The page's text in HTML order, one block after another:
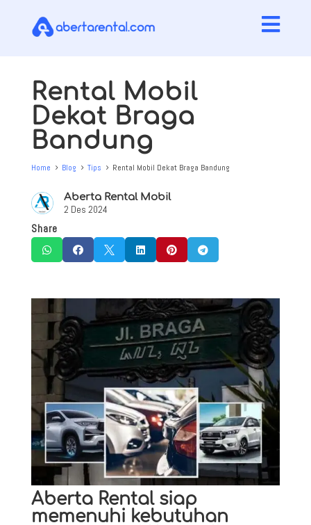

Rental Mobil
Dekat Braga
Bandung
Home 5 Blog 5 Tips 5 Rental Mobil Dekat Braga Bandung
Aberta Rental Mobil
2 Des 2024
Share
     
Aberta Rental siap
memenuhi kebutuhan